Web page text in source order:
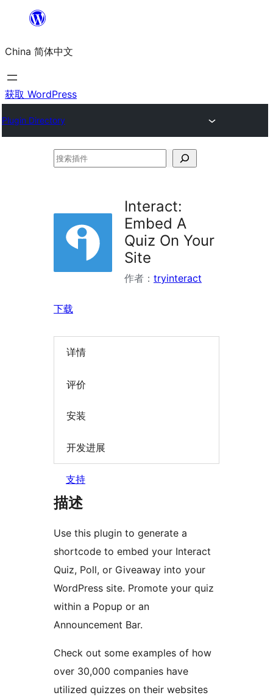
内
容
China 简体中文
获取 WordPress
Plugin Directory
搜
件
Interact:
Embed A
Quiz On Your
Site
作者： tryinteract
下载
详情
评价
安装
开发进展
支持
描述
Use this plugin to generate a
shortcode to embed your Interact
Quiz, Poll, or Giveaway into your
WordPress site. Promote your quiz
within a Popup or an
Announcement Bar.
Check out some examples of how
over 30,000 companies have
utilized quizzes on their websites